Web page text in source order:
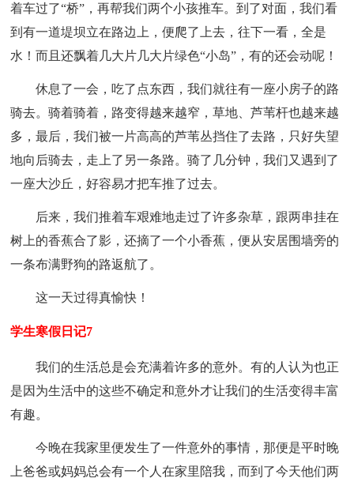
着车过了“桥”，再帮我们两个小孩推车。到了对面，我们看
到有一道堤坝立在路边上，便爬了上去，往下一看，全是
水！而且还飘着几大片几大片绿色“小岛”，有的还会动呢！
休息了一会，吃了点东西，我们就往有一座小房子的路
骑去。骑着骑着，路变得越来越窄，草地、芦苇杆也越来越
多，最后，我们被一片高高的芦苇丛挡住了去路，只好失望
地向后骑去，走上了另一条路。骑了几分钟，我们又遇到了
一座大沙丘，好容易才把车推了过去。
后来，我们推着车艰难地走过了许多杂草，跟两串挂在
树上的香蕉合了影，还摘了一个小香蕉，便从安居围墙旁的
一条布满野狗的路返航了。
这一天过得真愉快！
学生寒假日记7
我们的生活总是会充满着许多的意外。有的人认为也正
是因为生活中的这些不确定和意外才让我们的生活变得丰富
有趣。
今晚在我家里便发生了一件意外的事情，那便是平时晚
上爸爸或妈妈总会有一个人在家里陪我，而到了今天他们两